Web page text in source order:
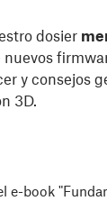
dosier
y consejos
3D.
e-book